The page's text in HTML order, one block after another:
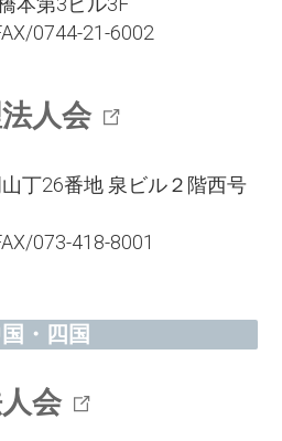
0744-21-6002
人会
丁26番地 泉ビル２階西号
073-418-8001
・四国
会